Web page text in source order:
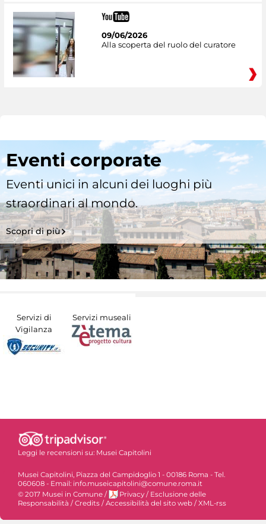
09/06/2026
Alla scoperta del ruolo del curatore
Eventi corporate
Eventi unici in alcuni dei luoghi più
straordinari al mondo.
Scopri di più
Servizi di
Vigilanza
Servizi museali
Leggi le recensioni su: Musei Capitolini
Musei Capitolini, Piazza del Campidoglio 1 - 00186 Roma - Tel.
060608 - Email: info.museicapitolini@comune.roma.it
© 2017 Musei in Comune / Privacy / Esclusione delle
Responsabilità /Credits /Accessibilità del sito web /XML-rss